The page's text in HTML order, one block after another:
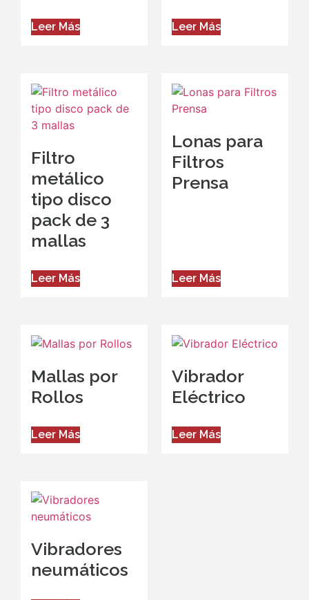
Leer Más Leer Más
Filtro
metálico
tipo disco
pack de 3
mallas
Leer Más
Lonas para
Filtros
Prensa
Leer Más
Mallas por
Rollos
Leer Más
Vibrador
Eléctrico
Leer Más
Vibradores
neumáticos